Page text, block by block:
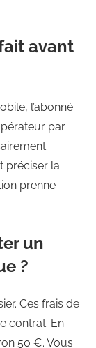
avant
l’abonné
par
préciser la
prenne
un
?
Ces frais de
contrat. En
50 €. Vous